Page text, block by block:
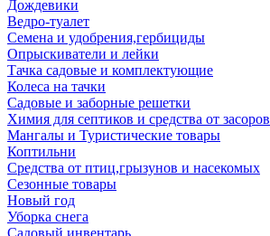
Дождевики
Ведро-туалет
Семена и удобрения,гербициды
Опрыскиватели и лейки
Тачка садовые и комплектующие
Колеса на тачки
Садовые и заборные решетки
Химия для септиков и средства от засоров
Мангалы и Туристические товары
Коптильни
Средства от птиц,грызунов и насекомых
Сезонные товары
Новый год
Уборка снега
Садовый инвентарь